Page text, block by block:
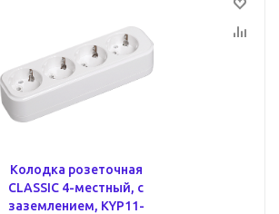
Колодка розеточная
CLASSIC 4-местный, с
заземлением, KYP11-